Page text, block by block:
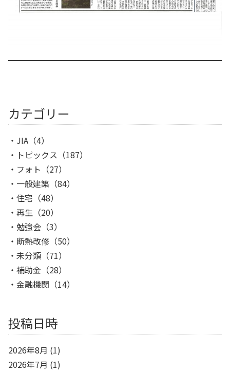
カテゴリー
JIA （4）
トピックス （187）
フォト （27）
一般建築 （84）
住宅 （48）
再生 （20）
勉強会 （3）
断熱改修 （50）
未分類 （71）
補助金 （28）
金融機関 （14）
投稿日時
2026年8月 (1)
2026年7月 (1)